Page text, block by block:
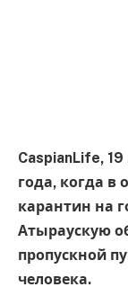
CaspianLife,
года, когда в
карантин на
Атыраускую
пропускной
человека.